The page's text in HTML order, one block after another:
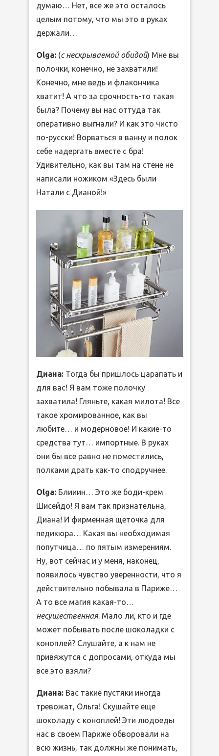
думаю… Нет, все же это осталось
целым потому, что мы это в руках
держали…
Olga: (с нескрываемой обидой) Мне вы
полочки, конечно, не захватили!
Конечно, мне ведь и флакончика
хватит! А что за срочность-то такая
была? Почему вы нас оттуда так
оперативно выгнали? И как это чисто
по-русски! Ворваться в ванну и полок
себе надергать вместе с бра!
Удивительно, как вы там на стене не
написали ножиком «Здесь были
Натали с Дианой!»
Диана: Тогда бы пришлось царапать и
для вас! Я вам тоже полочку
захватила! Гляньте, какая милота! Все
такое хромированное, как вы
любите… и модерновое! И какие-то
средства тут… импортные. В руках
они бы все равно не поместились,
полками драть как-то сподручнее.
Olga: Блииин… Это же боди-крем
Шисейдо! Я вам так признательна,
Диана! И фирменная щеточка для
педикюра… Какая вы необходимая
попутчица… по пятым измерениям.
Ну, вот сейчас и у меня, наконец,
появилось чувство уверенности, что я
действительно побывала в Париже…
А то все магия какая-то…
несущественная. Мало ли, кто и где
может побывать после шоколадки с
коноплей? Слушайте, а к нам не
привяжутся с допросами, откуда мы
все это взяли?
Диана: Вас такие пустяки иногда
тревожат, Ольга! Скушайте еще
шоколаду с коноплей! Эти людоеды
нас в своем Париже обворовали на
всю жизнь, так должны же понимать,